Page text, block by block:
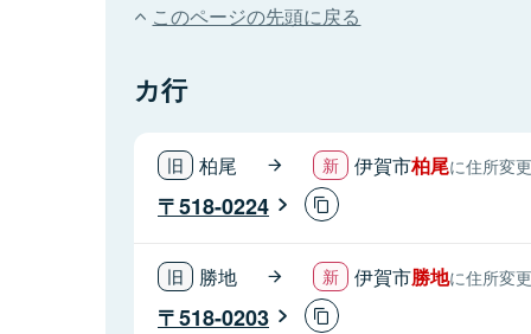
このページの先頭に戻る
カ行
柏尾 伊賀市柏尾に住所変更
518-0224
勝地 伊賀市勝地に住所変更
518-0203